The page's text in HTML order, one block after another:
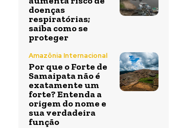
doenças
respiratórias;
saiba como se
proteger
Amazônia Internacional
Por que o Forte de
Samaipata não é
exatamente um
forte? Entenda a
origem do nome e
sua verdadeira
função